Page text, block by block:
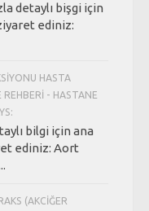
detaylı bişgi için
ediniz:
HASTA
REHBERI - HASTANE
bilgi için ana
ediniz: Aort
(AKCIĞER